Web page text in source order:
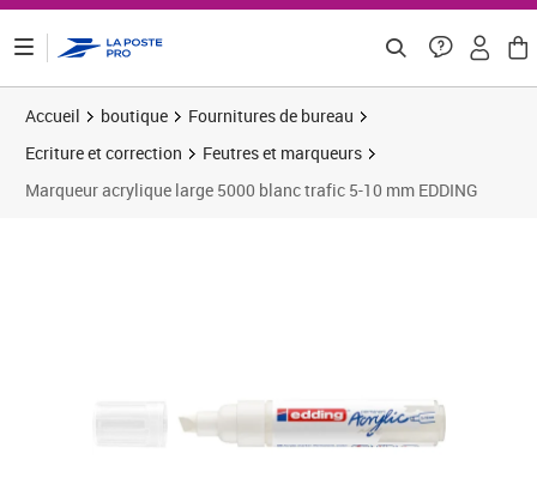
Accueil boutique
Fournitures de bureau
Ecriture et correction
Feutres et marqueurs
Marqueur acrylique large 5000 blanc trafic 5-10 mm EDDING